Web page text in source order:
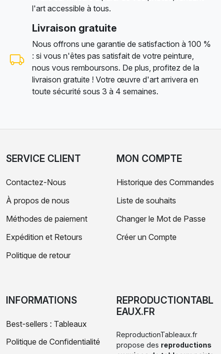
l'art accessible à tous.
Livraison gratuite
Nous offrons une garantie de satisfaction à 100 %
: si vous n'êtes pas satisfait de votre peinture,
nous vous remboursons. De plus, profitez de la
livraison gratuite ! Votre œuvre d'art arrivera en
toute sécurité sous 3 à 4 semaines.
SERVICE CLIENT
Contactez-Nous
À propos de nous
Méthodes de paiement
Expédition et Retours
Politique de retour
MON COMPTE
Historique des Commandes
Liste de souhaits
Changer le Mot de Passe
Créer un Compte
INFORMATIONS
Best-sellers : Tableaux
Politique de Confidentialité
REPRODUCTIONTABL
EAUX.FR
ReproductionTableaux.fr
propose des reproductions